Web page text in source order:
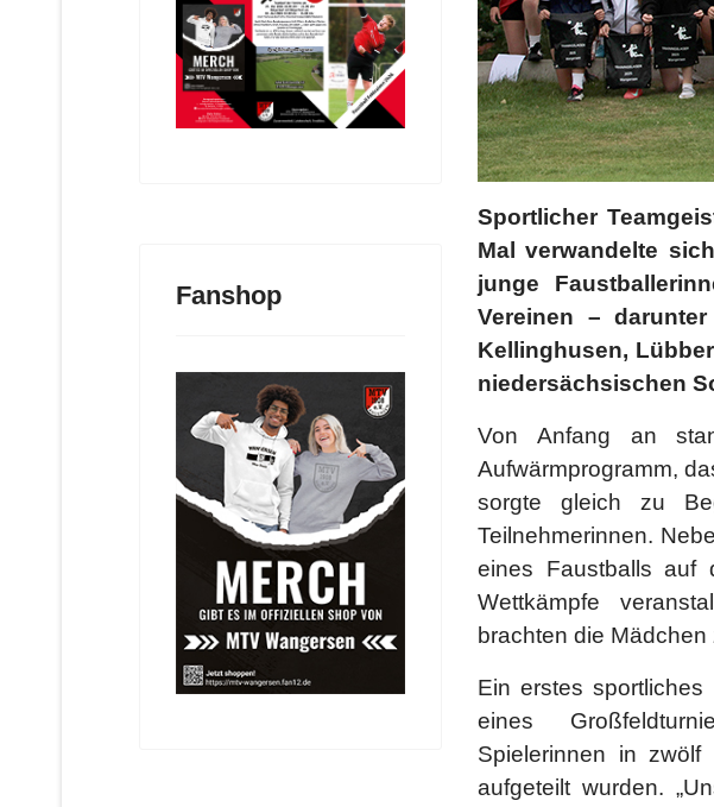
Fanshop
Sportlicher
Mal verwandelte
junge
Vereinen –
Kellinghusen,
niedersächsischen
Von Anfang an
Aufwärmprogramm,
sorgte gleich zu
Teilnehmerinnen.
eines Faustballs auf
Wettkämpfe
brachten die
Ein erstes
eines
Spielerinnen in zwölf
aufgeteilt wurden.